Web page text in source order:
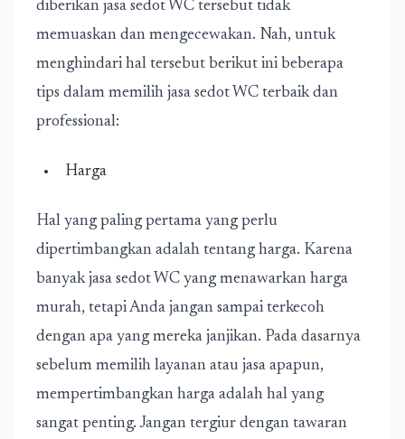
diberikan jasa sedot WC tersebut tidak
memuaskan dan mengecewakan. Nah, untuk
menghindari hal tersebut berikut ini beberapa
tips dalam memilih jasa sedot WC terbaik dan
professional:
Harga
Hal yang paling pertama yang perlu
dipertimbangkan adalah tentang harga. Karena
banyak jasa sedot WC yang menawarkan harga
murah, tetapi Anda jangan sampai terkecoh
dengan apa yang mereka janjikan. Pada dasarnya
sebelum memilih layanan atau jasa apapun,
mempertimbangkan harga adalah hal yang
sangat penting. Jangan tergiur dengan tawaran